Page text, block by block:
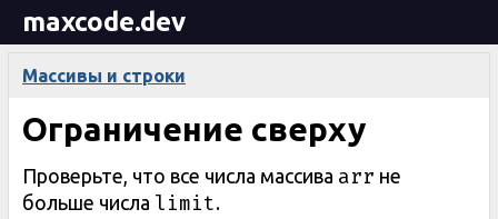
maxcode.dev
Массивы и строки
Ограничение сверху
Проверьте, что все числа массива arr не
больше числа limit.